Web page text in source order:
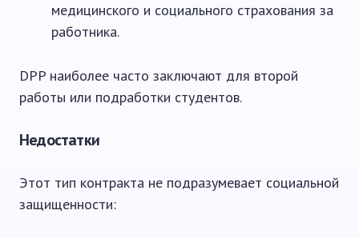
медицинского и социального страхования за
работника.
DPP наиболее часто заключают для второй
работы или подработки студентов.
Недостатки
Этот тип контракта не подразумевает социальной
защищенности: